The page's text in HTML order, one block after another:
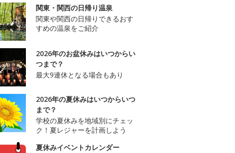
関東・関西の日帰り温泉
関東や関西の日帰りできるおす
すめの温泉をご紹介
2026年のお盆休みはいつからい
つまで？
最大9連休となる場合もあり
2026年の夏休みはいつからいつ
まで？
学校の夏休みを地域別にチェッ
ク！夏レジャーを計画しよう
夏休みイベントカレンダー